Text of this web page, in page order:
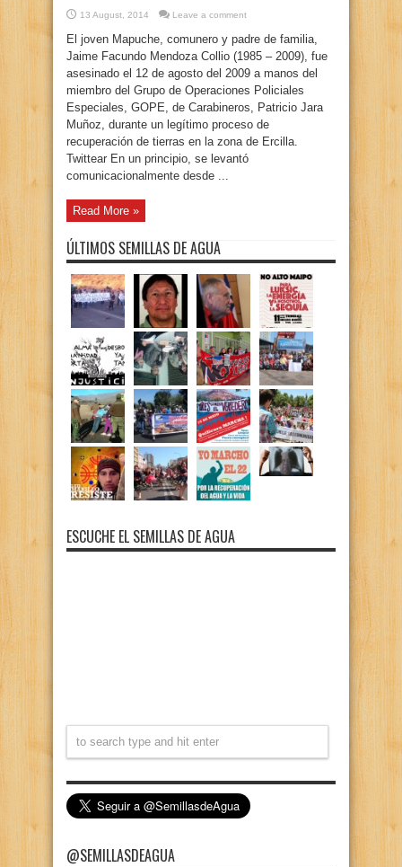
13 August, 2014 Leave a comment
El joven Mapuche, comunero y padre de familia,
Jaime Facundo Mendoza Collio (1985 – 2009), fue
asesinado el 12 de agosto del 2009 a manos del
miembro del Grupo de Operaciones Policiales
Especiales, GOPE, de Carabineros, Patricio Jara
Muñoz, durante un legítimo proceso de
recuperación de tierras en la zona de Ercilla.
Twittear En un principio, se levantó
comunicacionalmente desde ...
Read More »
ÚLTIMOS SEMILLAS DE AGUA
ESCUCHE EL SEMILLAS DE AGUA
@SEMILLASDEAGUA